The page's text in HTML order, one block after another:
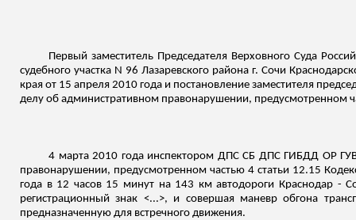
Первый заместитель Председателя Верховного Суда
судебного участка N 96 Лазаревского района г. Сочи
края от 15 апреля 2010 года и постановление заместителя
делу об административном правонарушении, предусмотренном
4 марта 2010 года инспектором ДПССБ ДПС ГИБДД ОР
правонарушении, предусмотренном частью 4 статьи 12.15
года в 12 часов 15 минут на 143 км автодороги Краснодар -
регистрационный знак <...>, и совершая маневр обгона
предназначенную для встречного движения.